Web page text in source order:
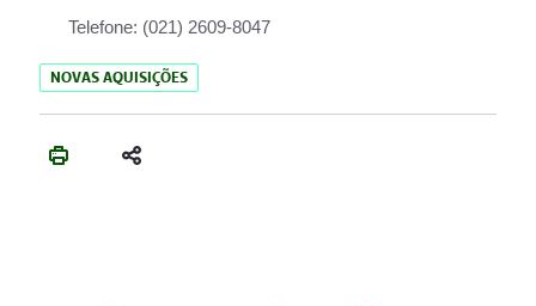
Telefone: (021) 2609-8047
NOVAS AQUISIÇÕES